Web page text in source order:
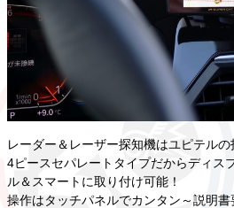
レーダー＆レーザー探知機はユピテルの
4ピースセパレートタイプだからディス
ル＆スマートに取り付け可能！
操作はタッチパネルでカンタン～説明